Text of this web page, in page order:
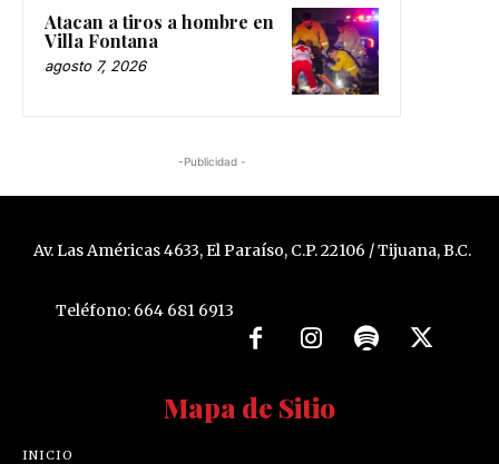
Atacan a tiros a hombre en
Villa Fontana
agosto 7, 2026
-Publicidad -
Av. Las Américas 4633, El Paraíso, C.P. 22106 / Tijuana, B.C.
Teléfono: 664 681 6913
Mapa de Sitio
INICIO